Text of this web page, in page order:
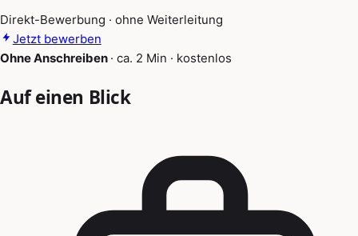
Direkt-Bewerbung · ohne Weiterleitung
Jetzt bewerben
Ohne Anschreiben · ca. 2 Min · kostenlos
Auf einen Blick